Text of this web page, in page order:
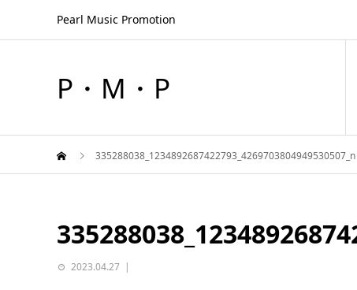
Pearl Music Promotion
P・M・P
335288038_1234892687422793_4269703804949530507_n
2023.04.27